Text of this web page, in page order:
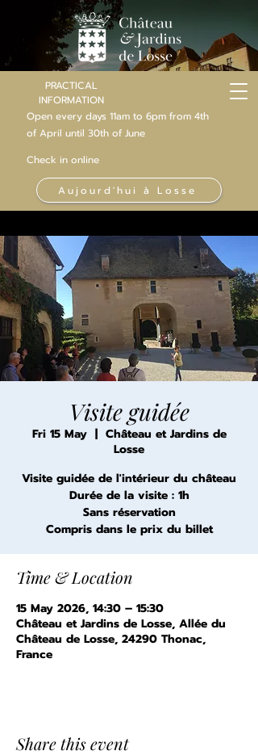
PRACTICAL
INFORMATION
Open every days 11am to 6pm from 4th
of April until 30th of June
Check in online
Aujourd'hui à Losse
Visite guidée
Fri 15 May
  |
Château et Jardins de
Losse
Visite guidée de l'intérieur du château
Durée de la visite : 1h
Sans réservation
Compris dans le prix du billet
Time & Location
15 May 2026, 14:30 – 15:30
Château et Jardins de Losse, Allée du
Château de Losse, 24290 Thonac,
France
Share this event